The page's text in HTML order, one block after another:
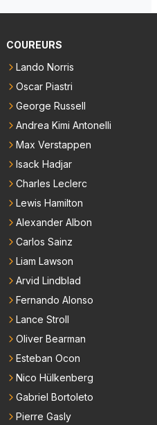
RB hun intrede deed a
die nu een aantal van di
hebben ook al jaren
Max geen vreemde
verliezen mensen. Er wo
het nota bene he
maar bewondering he
bereikt wat hij altijd al g
de rest is bonus. Iets
Lando Norris nog niet
COUREURS
Lando Norris
Oscar Piastri
George Russell
Andrea Kimi Antonelli
Max Verstappen
Isack Hadjar
Charles Leclerc
Lewis Hamilton
Alexander Albon
Carlos Sainz
Liam Lawson
Arvid Lindblad
Fernando Alonso
Lance Stroll
Oliver Bearman
Esteban Ocon
Nico Hülkenberg
Gabriel Bortoleto
Pierre Gasly